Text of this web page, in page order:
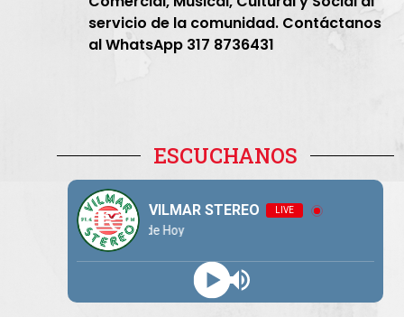
servicio de la comunidad. Contáctanos
al WhatsApp 317 8736431
ESCUCHANOS
VILMAR STEREO LIVE